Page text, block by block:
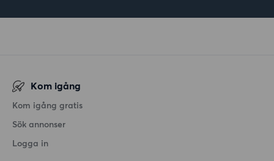
Kom igång
Kom igång gratis
Sök annonser
Logga in